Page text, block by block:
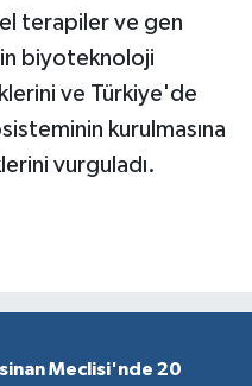
terapiler ve gen
biyoteknoloji
ve Türkiye'de
kurulmasına
vurguladı.
Meclisi'nde 20